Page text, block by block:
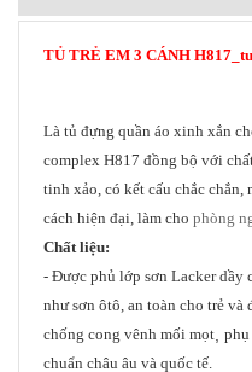
TỦ TRẺ EM 3 CÁNH H817_tu
Là tủ đựng quần áo xinh xắn
complex H817 đồng bộ với
tinh xảo, có kết cấu chắc chắn,
cách hiện đại, làm cho phòng
Chất liệu:
- Được phủ lớp sơn Lacker dầy
như sơn ôtô, an toàn cho trẻ và
chống cong vênh mối mọt,
chuẩn châu âu và quốc tế.